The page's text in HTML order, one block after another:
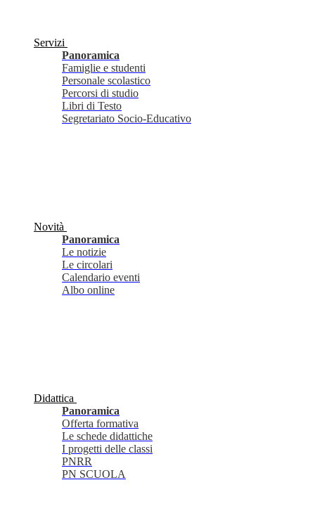
Servizi
Panoramica
Famiglie e studenti
Personale scolastico
Percorsi di studio
Libri di Testo
Segretariato Socio-Educativo
Novità
Panoramica
Le notizie
Le circolari
Calendario eventi
Albo online
Didattica
Panoramica
Offerta formativa
Le schede didattiche
I progetti delle classi
PNRR
PN SCUOLA